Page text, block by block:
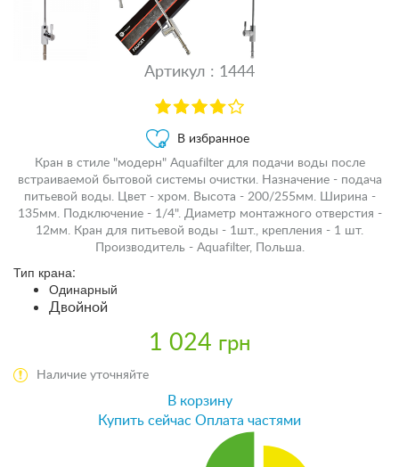
Артикул : 1444
В избранное
Кран в стиле "модерн" Aquafilter для подачи воды после
встраиваемой бытовой системы очистки. Назначение - подача
питьевой воды. Цвет - хром. Высота - 200/255мм. Ширина -
135мм. Подключение - 1/4". Диаметр монтажного отверстия -
12мм. Кран для питьевой воды - 1шт., крепления - 1 шт.
Производитель - Aquafilter, Польша.
Тип крана:
Одинарный
Двойной
1 024 грн
Наличие уточняйте
В корзину
Купить сейчас Оплата частями